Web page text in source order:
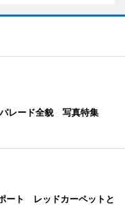
レード全貌 写真特集
ート レッドカーペットと